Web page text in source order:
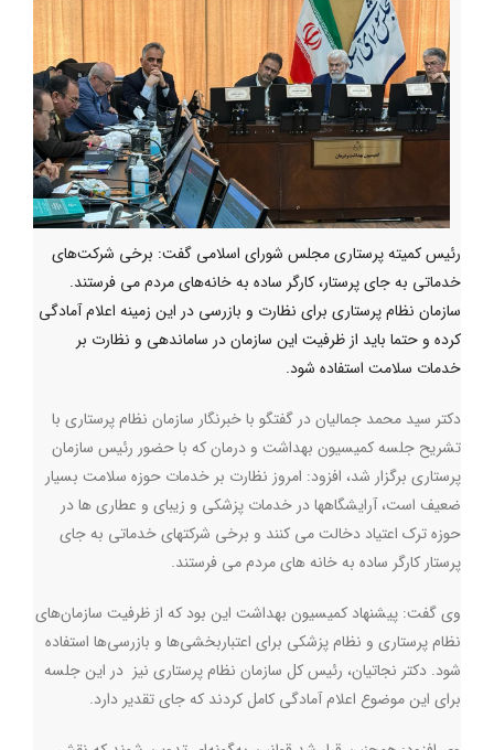
رئیس کمیته پرستاری مجلس شورای اسلامی گفت: برخی شرکت‌های
خدماتی به جای پرستار، کارگر ساده به خانه‌های مردم می فرستند.
سازمان نظام پرستاری برای نظارت و بازرسی در این زمینه اعلام آمادگی
کرده و حتما باید از ظرفیت این سازمان در ساماندهی و نظارت بر
خدمات سلامت استفاده شود.
دکتر سید محمد جمالیان در گفتگو با خبرنگار سازمان نظام پرستاری با
تشریح جلسه کمیسیون بهداشت و درمان که با حضور رئیس سازمان
پرستاری برگزار شد، افزود: امروز نظارت بر خدمات حوزه سلامت بسیار
ضعیف است، آرایشگاهها در خدمات پزشکی و زیبای و عطاری ها در
حوزه ترک اعتیاد دخالت می کنند و برخی شرکتهای خدماتی به جای
پرستار کارگر ساده به خانه های مردم می فرستند.
وی گفت: پیشنهاد کمیسیون بهداشت این بود که از ظرفیت سازمان‌های
نظام پرستاری و نظام پزشکی برای اعتباربخشی‌ها و بازرسی‌ها استفاده
شود. دکتر نجاتیان، رئیس کل سازمان نظام پرستاری نیز در این جلسه
برای این موضوع اعلام آمادگی کامل کردند که جای تقدیر دارد.